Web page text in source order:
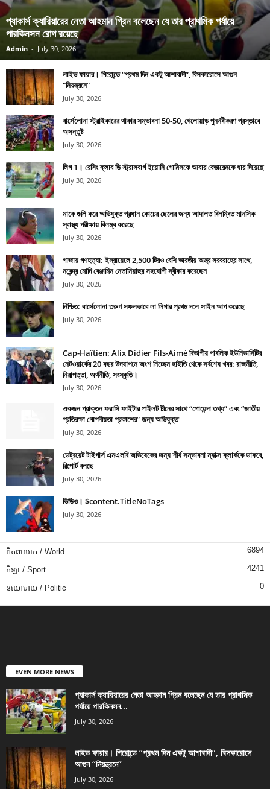
প্যাকার্স ক্যারিয়ারের নেতা আহমান গ্রিন বলেছেন যে তার প্রাথমিক পর্যায়ে
পারকিনসন রোগ রয়েছে
Admin - July 30, 2026
লাইভ ফায়ার। গিরোন্ডে “প্রথম দিন একটু আশাবাদী”, বিসকারোসে আগুন
“নিয়ন্ত্রনে”
July 30, 2026
বার্সেলোনা স্ট্রাইকারের থাকার সম্ভাবনা 50-50, খেলোয়াড় পুনর্নবীকরণ প্রস্তাবে
অসন্তুষ্ট
July 30, 2026
লিগ 1। রেসিং ক্লাব ডি স্ট্রাসবার্গ ইয়োনি গোমিসকে আবার বেভারেনকে ধার দিয়েছে
July 30, 2026
মাকে গুলি করে অভিযুক্ত প্রধান কোচের ছেলের জন্য আদালত বিলম্বিত মানসিক
স্বাস্থ্য পরীক্ষায় বিলম্ব করেছে
July 30, 2026
গাজায় গণহত্যা: ইস্রায়েলে 2,500 টিরও বেশি ভারতীয় অস্ত্র সরবরাহের সাথে,
নরেন্দ্র মোদি বেঞ্জামিন নেতানিয়াহুর সহযোগী স্বীকার করেছেন
July 30, 2026
নিশ্চিত: বার্সেলোনা তরুণ সফলভাবে লা লিগার প্রথম দলে সাইন আপ করেছে
July 30, 2026
Cap-Haïtien: Alix Didier Fils-Aimé বিভাগীয় পাবলিক ইউনিভার্সিটির
নেটওয়ার্কের 20 বছর উদযাপনে অংশ নিচ্ছেন হাইতি থেকে সর্বশেষ খবর: রাজনীতি,
নিরাপত্তা, অর্থনীতি, সংস্কৃতি।
July 30, 2026
একজন প্রাক্তন ফরাসি ফাইটার পাইলট চীনের সাথে “গোয়েন্দা তথ্য” এবং “জাতীয়
প্রতিরক্ষা গোপনীয়তা প্রকাশের” জন্য অভিযুক্ত
July 30, 2026
ডেট্রয়েট টাইগার্স এমএলবি অভিষেকের জন্য শীর্ষ সম্ভাবনা ম্যাক্স ক্লার্ককে ডাকবে,
রিপোর্ট বলছে
July 30, 2026
ভিডিও। $content.TitleNoTags
July 30, 2026
ពិភពលោក / World 6894
កីឡា / Sport 4241
នយោបាយ / Politic 0
EVEN MORE NEWS
প্যাকার্স ক্যারিয়ারের নেতা আহমান গ্রিন বলেছেন যে তার প্রাথমিক
পর্যায়ে পারকিনসন...
July 30, 2026
লাইভ ফায়ার। গিরোন্ডে “প্রথম দিন একটু আশাবাদী”, বিসকারোসে
আগুন “নিয়ন্ত্রনে”
July 30, 2026